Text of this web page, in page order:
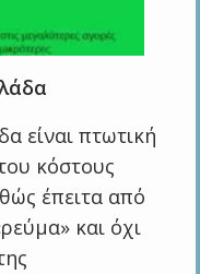
είναι πτωτική
κόστους
έπειτα από
και όχι